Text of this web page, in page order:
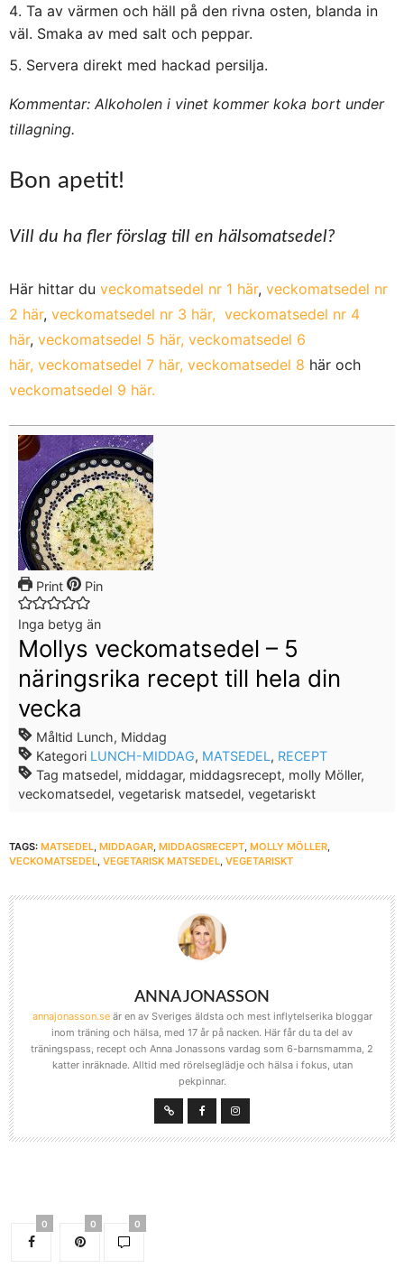
Ta av värmen och häll på den rivna osten, blanda in
väl. Smaka av med salt och peppar.
Servera direkt med hackad persilja.
Kommentar: Alkoholen i vinet kommer koka bort under
tillagning.
Bon apetit!
Vill du ha fler förslag till en hälsomatsedel?
Här hittar du veckomatsedel nr 1 här, veckomatsedel nr
2 här, veckomatsedel nr 3 här, veckomatsedel nr 4
här, veckomatsedel 5 här, veckomatsedel 6
här, veckomatsedel 7 här, veckomatsedel 8 här och
veckomatsedel 9 här.
Print Pin
Inga betyg än
Mollys veckomatsedel – 5
näringsrika recept till hela din
vecka
Måltid Lunch, Middag
Kategori LUNCH-MIDDAG, MATSEDEL , RECEPT
Tag matsedel, middagar, middagsrecept, molly Möller,
veckomatsedel, vegetarisk matsedel, vegetariskt
TAGS: MATSEDEL MIDDAGAR MIDDAGSRECEPT MOLLY MÖLLER
VECKOMATSEDEL VEGETARISK MATSEDEL VEGETARISKT
ANNA JONASSON
annajonasson.seär en av Sveriges äldsta och mest inflytelserika bloggar
inom träning och hälsa, med 17 år på nacken. Här får du ta del av
träningspass, recept och Anna Jonassons vardag som 6-barnsmamma, 2
katter inräknade. Alltid med rörelseglädje och hälsa i fokus, utan
pekpinnar.
0 0 0